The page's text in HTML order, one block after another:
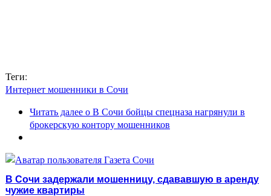
Теги:
Интернет мошенники в Сочи
Читать далеео В Сочи бойцы спецназа нагрянули в
брокерскую контору мошенников
В Сочи задержали мошенницу, сдававшую в аренду
чужие квартиры